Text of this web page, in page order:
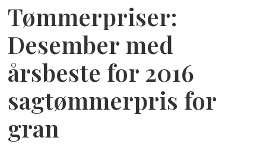
Tømmerpriser:
Desember med
årsbeste for 2016
sagtømmerpris for
gran